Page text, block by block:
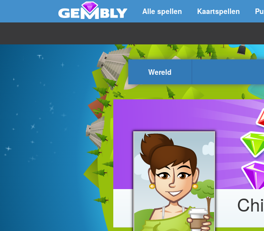
Alle spellen Kaartspellen
Wereld